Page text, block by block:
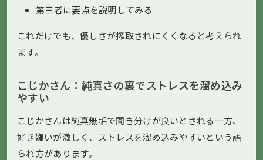
第三者に要点を説明してみる
これだけでも、優しさが搾取されにくくなると考えられ
ます。
こじかさん：純真さの裏でストレスを溜め込み
やすい
こじかさんは純真無垢で聞き分けが良いとされる一方、
好き嫌いが激しく、ストレスを溜め込みやすいという語
られ方があります。